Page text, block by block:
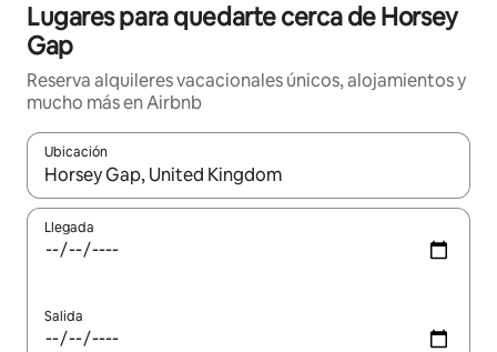
Lugares para quedarte cerca de Horsey
Gap
Reserva alquileres vacacionales únicos, alojamientos y
mucho más en Airbnb
Ubicación
Cuando los resultados estén disponibles, navega con las
Llegada
Salida